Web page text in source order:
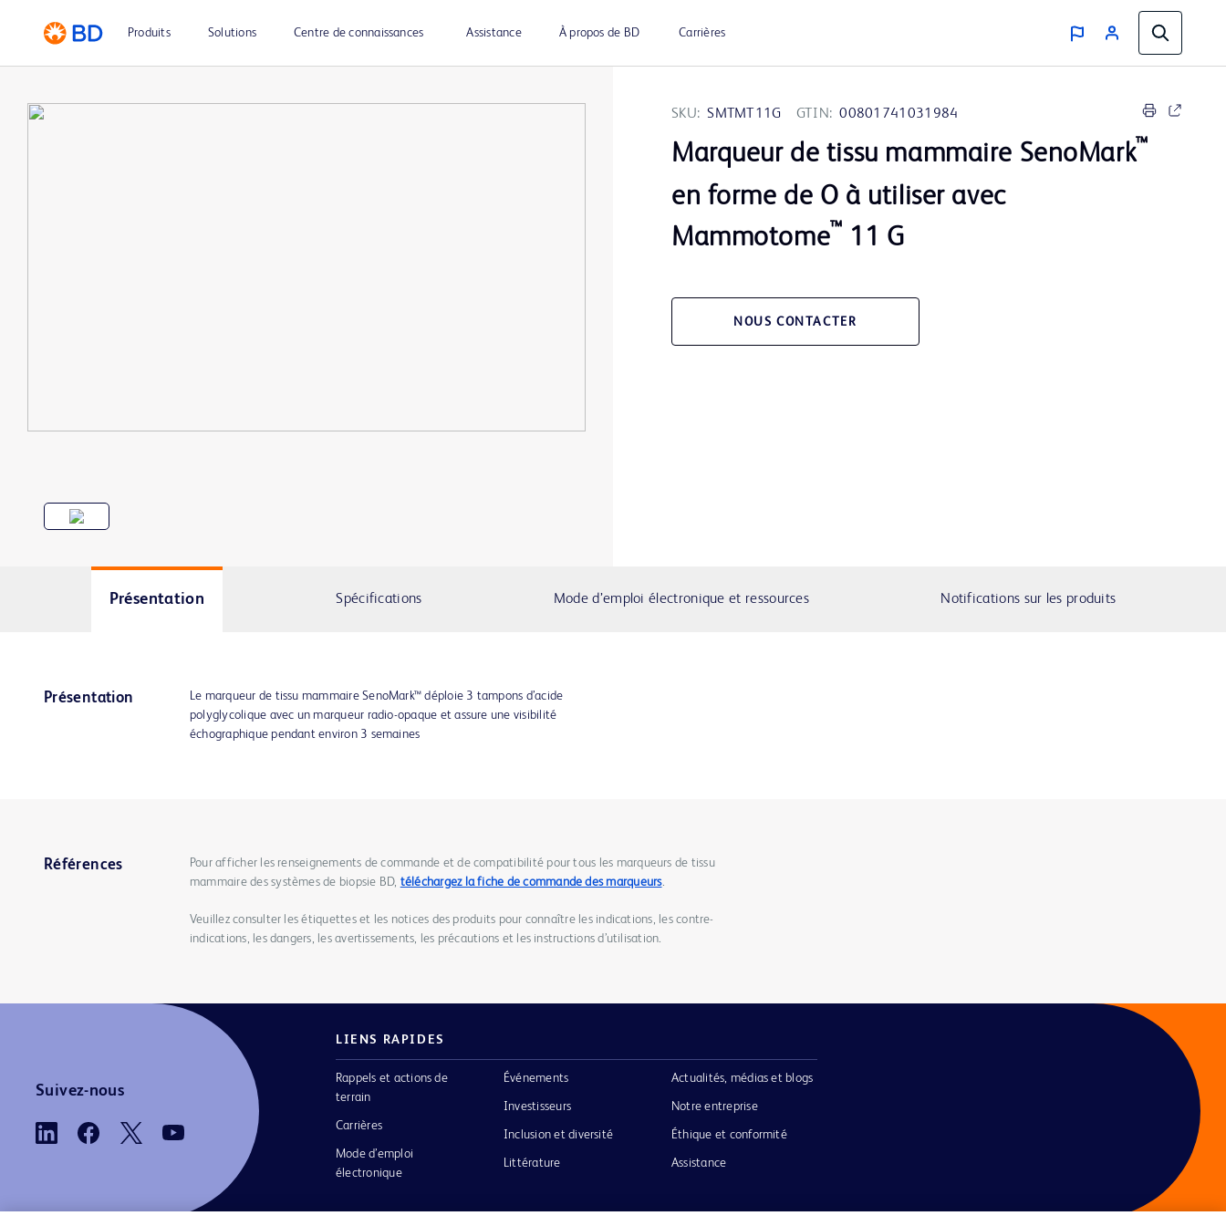
Produits Solutions Centre de connaissances Assistance À propos de BD Carrières
SKU: SMTMT11G GTIN: 00801741031984
Marqueur de tissu mammaire SenoMark™
en forme de O à utiliser avec
Mammotome™ 11 G
NOUS CONTACTER
Présentation Spécifications Mode d’emploi électronique et ressources Notifications sur les produits
Présentation
Le marqueur de tissu mammaire SenoMark™ déploie 3 tampons d’acide
polyglycolique avec un marqueur radio-opaque et assure une visibilité
échographique pendant environ 3 semaines
Références
Pour afficher les renseignements de commande et de compatibilité pour tous les marqueurs de tissu
mammaire des systèmes de biopsie BD, téléchargez la fiche de commande des marqueurs.
Veuillez consulter les étiquettes et les notices des produits pour connaître les indications, les contre-
indications, les dangers, les avertissements, les précautions et les instructions d’utilisation.
Suivez-nous
LIENS RAPIDES
Rappels et actions de
terrain
Carrières
Mode d’emploi
électronique
Événements
Investisseurs
Inclusion et diversité
Littérature
Actualités, médias et blogs
Notre entreprise
Éthique et conformité
Assistance